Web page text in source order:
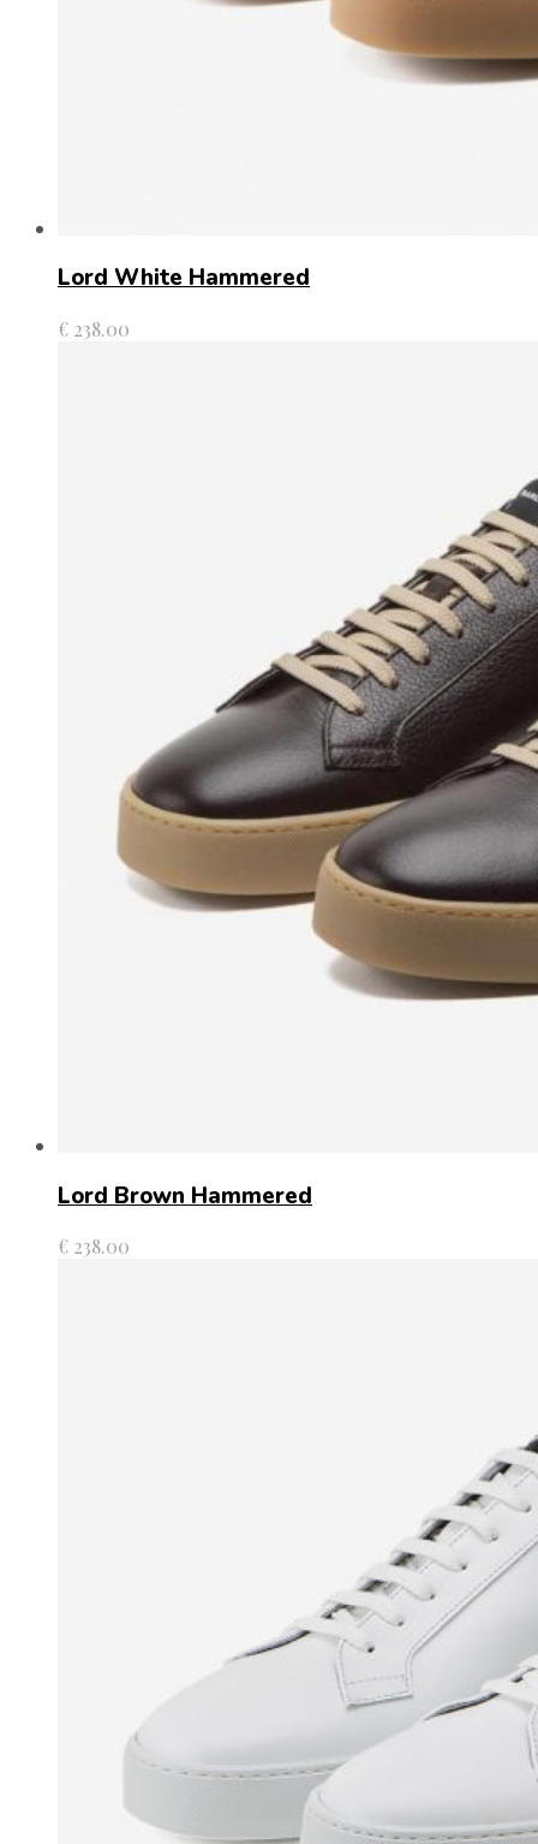
Lord White Hammered
€ 238.00
Lord Brown Hammered
€ 238.00